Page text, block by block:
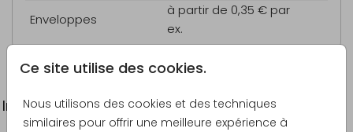
Ce site utilise des cookies.
Nous utilisons des cookies et des techniques
similaires pour offrir une meilleure expérience à
Enveloppes
à partir de 0,35 € par
ex.
Informations du produit